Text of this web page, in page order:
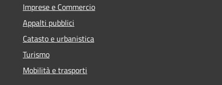
Imprese e Commercio
Appalti pubblici
Catasto e urbanistica
Turismo
Mobilità e trasporti